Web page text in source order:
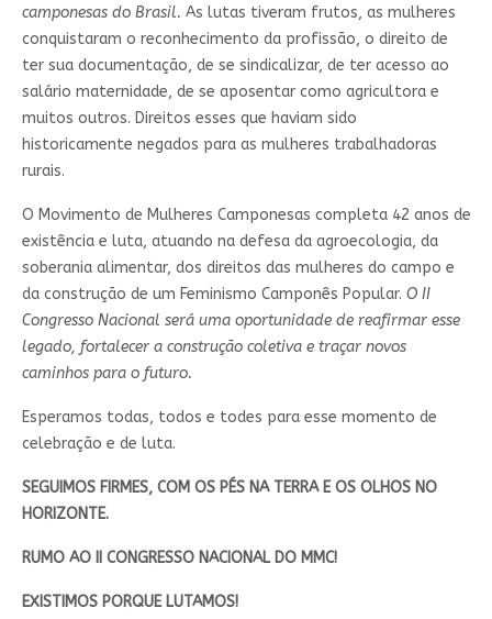
camponesas do Brasil. As lutas tiveram frutos, as mulheres
conquistaram o reconhecimento da profissão, o direito de
ter sua documentação, de se sindicalizar, de ter acesso ao
salário maternidade, de se aposentar como agricultora e
muitos outros. Direitos esses que haviam sido
historicamente negados para as mulheres trabalhadoras
rurais.
O Movimento de Mulheres Camponesas completa 42 anos de
existência e luta, atuando na defesa da agroecologia, da
soberania alimentar, dos direitos das mulheres do campo e
da construção de um Feminismo Camponês Popular. O II
Congresso Nacional será uma oportunidade de reafirmar esse
legado, fortalecer a construção coletiva e traçar novos
caminhos para o futuro.
Esperamos todas, todos e todes para esse momento de
celebração e de luta.
SEGUIMOS FIRMES, COM OS PÉS NA TERRA E OS OLHOS NO
HORIZONTE.
RUMO AO II CONGRESSO NACIONAL DO MMC!
EXISTIMOS PORQUE LUTAMOS!